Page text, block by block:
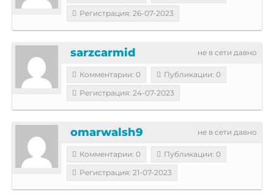
Регистрация: 26-07-2023
не в сети давно
sarzcarmid
Комментарии: 0
Публикации: 0
Регистрация: 24-07-2023
не в сети давно
omarwalsh9
Комментарии: 0
Публикации: 0
Регистрация: 21-07-2023